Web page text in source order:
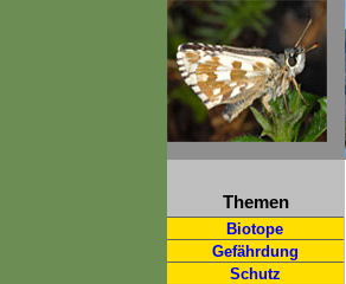
Themen
Biotope
Gefährdung
Schutz